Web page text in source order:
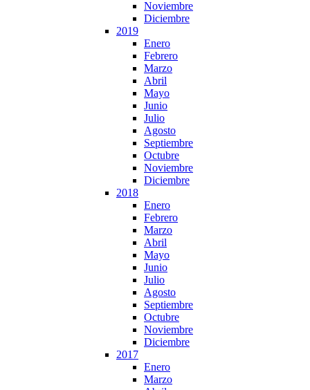
Noviembre
Diciembre
2019
Enero
Febrero
Marzo
Abril
Mayo
Junio
Julio
Agosto
Septiembre
Octubre
Noviembre
Diciembre
2018
Enero
Febrero
Marzo
Abril
Mayo
Junio
Julio
Agosto
Septiembre
Octubre
Noviembre
Diciembre
2017
Enero
Marzo